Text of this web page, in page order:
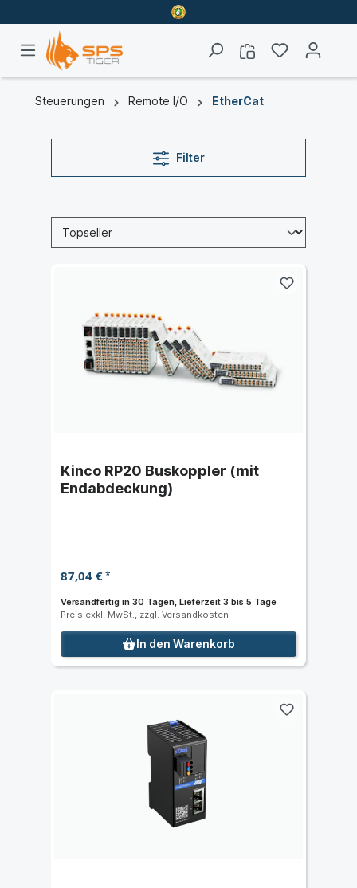
Steuerungen Remote I/O EtherCat
Filter
Kinco RP20 Buskoppler (mit
Endabdeckung)
87,04 €*
Versandfertig in 30 Tagen, Lieferzeit 3 bis 5 Tage
Preis exkl. MwSt., zzgl. Versandkosten
In den Warenkorb